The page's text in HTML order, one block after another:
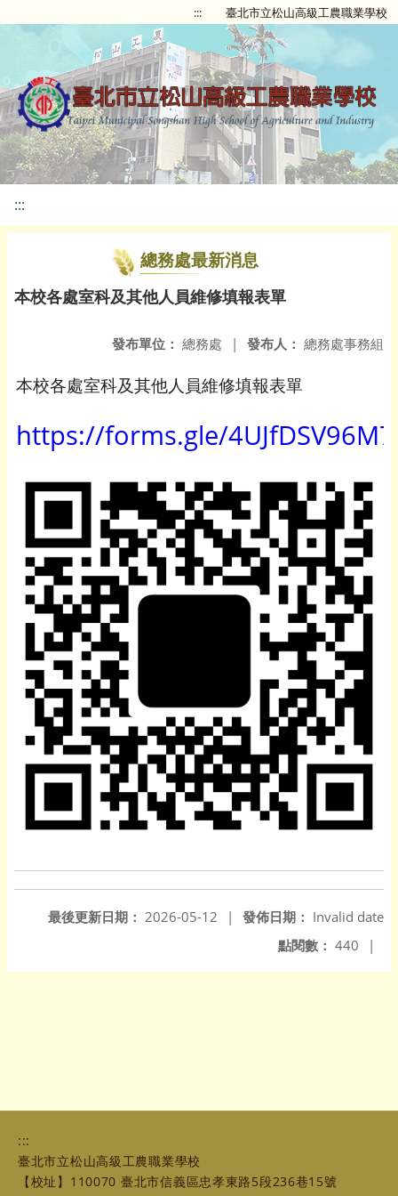
::: 臺北市立松山高級工農職業學校
:::
總務處最新消息
本校各處室科及其他人員維修填報表單
發布人： 總務處事務組
發布單位： 總務處 |
本校各處室科及其他人員維修填報表單
https://forms.gle/
發佈日期： Invalid date
最後更新日期： 2026-05-12
|
點閱數： 440 |
:::
臺北市立松山高級工農職業學校
【校址】110070 臺北市信義區忠孝東路5段236巷15號